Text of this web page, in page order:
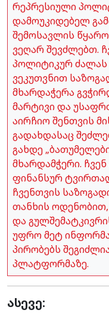
რეპრესიული
დამოუკიდებელ
შემოსავლის
ვეღარ შევძლებთ.
პოლიტიკურ ძალას
ვეკუთვნით
მხარდაჭერა
მარტივი და
აირჩიო შენთვის
გადახდასაც
გახდე
მხარდამჭერი.
ფინანსურ
ჩვენთვის
თანხის ოდენობით,
და
უფრო მეტ
პირობებს
პლატფორმაზე.
ასევე: